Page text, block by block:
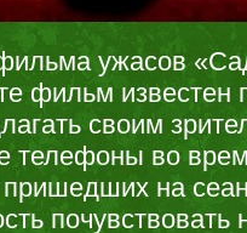
ужасов
фильм известен
своим
телефоны во
на
почувствовать